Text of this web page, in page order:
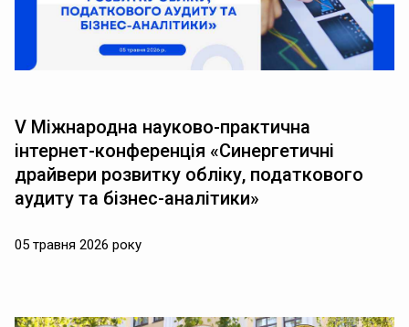
V Міжнародна науково-практична
інтернет-конференція «Синергетичні
драйвери розвитку обліку, податкового
аудиту та бізнес-аналітики»
05 травня 2026 року